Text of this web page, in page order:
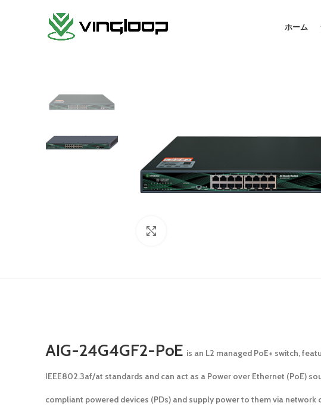
ホーム
AIG-24G4GF2-PoE is an L2 managed PoE+ switch,
IEEE802.3af/at standards and can act as a Power over Ethernet (PoE)
compliant powered devices (PDs) and supply power to them via network